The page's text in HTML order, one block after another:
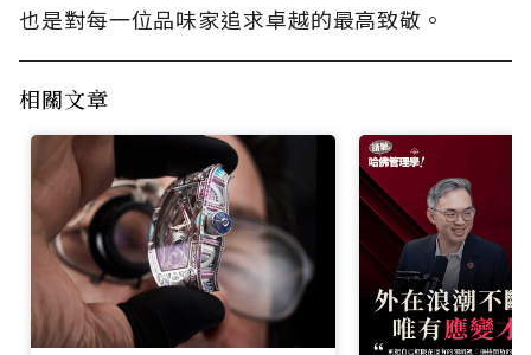
也是對每一位品味家追求卓越的最高致敬。
相關文章